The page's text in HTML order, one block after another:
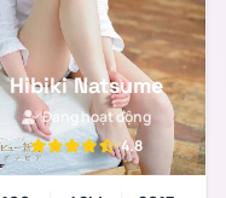
Hibiki Natsume
Đang hoạt động
4.8